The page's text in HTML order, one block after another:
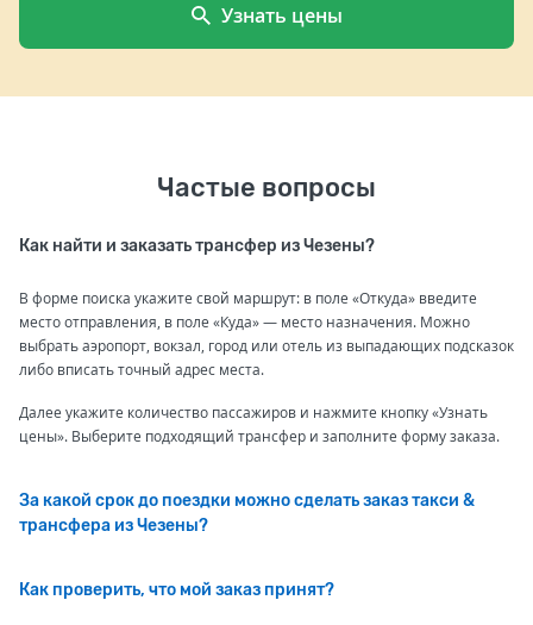
Узнать цены
Частые вопросы
Как найти и заказать трансфер из Чезены?
В форме поиска укажите свой маршрут: в поле «Откуда» введите
место отправления, в поле «Куда» — место назначения. Можно
выбрать аэропорт, вокзал, город или отель из выпадающих подсказок
либо вписать точный адрес места.
Далее укажите количество пассажиров и нажмите кнопку «Узнать
цены». Выберите подходящий трансфер и заполните форму заказа.
За какой срок до поездки можно сделать заказ такси &
трансфера из Чезены?
Как проверить, что мой заказ принят?